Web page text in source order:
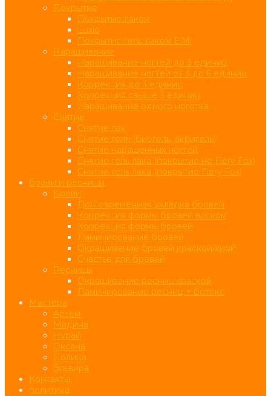
Покрытие
Покрытие лаком
Luxio
Покрытие гель-лаком E.Mi
Наращивание
Наращивание ногтей до 3 единиц
Наращивание ногтей от 3 до 6 единиц
Коррекция до 3 единиц
Коррекция свыше 3 единиц
Наращивание одного ноготка
Снятие
Снятие лак
Снятие геля (биогель, акригель)
Снятие наращенных ногтей
Снятие гель лака (покрытие не Fiery Fox)
Снятие гель лака (покрытие Fiery Fox)
брови и ресницы
Брови
Долговременная укладка бровей
Коррекция формы бровей воском
Коррекция формы бровей
Ламинирование бровей
Окрашивание бровей краской/хной
Счастье для бровей
Ресницы
Окрашивание ресниц краской
Ламинирование ресниц + ботокс
Мастера
Артем
Мадина
Нурай
Оксана
Полина
Эльвира
Контакты
политика